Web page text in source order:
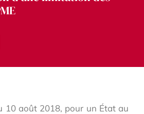
10 août 2018, pour un État au